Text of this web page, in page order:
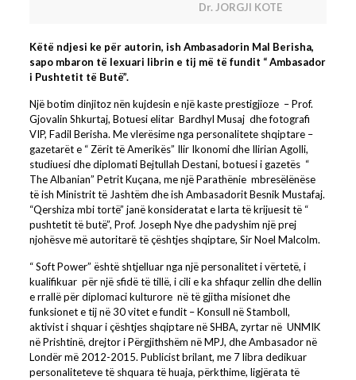
Dr. JORGJI KOTE
Këtë ndjesi ke për autorin, ish Ambasadorin Mal Berisha,
sapo mbaron të lexuari librin e tij më të fundit “ Ambasador
i Pushtetit të Butë”.
Një botim dinjitoz nën kujdesin e një kaste prestigjioze – Prof.
Gjovalin Shkurtaj, Botuesi elitar Bardhyl Musaj dhe fotografi
VIP, Fadil Berisha. Me vlerësime nga personalitete shqiptare –
gazetarët e “ Zërit të Amerikës” Ilir Ikonomi dhe Ilirian Agolli,
studiuesi dhe diplomati Bejtullah Destani, botuesi i gazetës “
The Albanian” Petrit Kuçana, me një Parathënie mbresëlënëse
të ish Ministrit të Jashtëm dhe ish Ambasadorit Besnik Mustafaj.
“Qershiza mbi tortë” janë konsideratat e larta të krijuesit të “
pushtetit të butë”, Prof. Joseph Nye dhe padyshim një prej
njohësve më autoritarë të çështjes shqiptare, Sir Noel Malcolm.
“ Soft Power” është shtjelluar nga një personalitet i vërtetë, i
kualifikuar për një sfidë të tillë, i cili e ka shfaqur zellin dhe dellin
e rrallë për diplomaci kulturore në të gjitha misionet dhe
funksionet e tij në 30 vitet e fundit – Konsull në Stamboll,
aktivist i shquar i çështjes shqiptare në SHBA, zyrtar në UNMIK
në Prishtinë, drejtor i Përgjithshëm në MPJ, dhe Ambasador në
Londër më 2012-2015. Publicist brilant, me 7 libra dedikuar
personaliteteve të shquara të huaja, përkthime, ligjërata të